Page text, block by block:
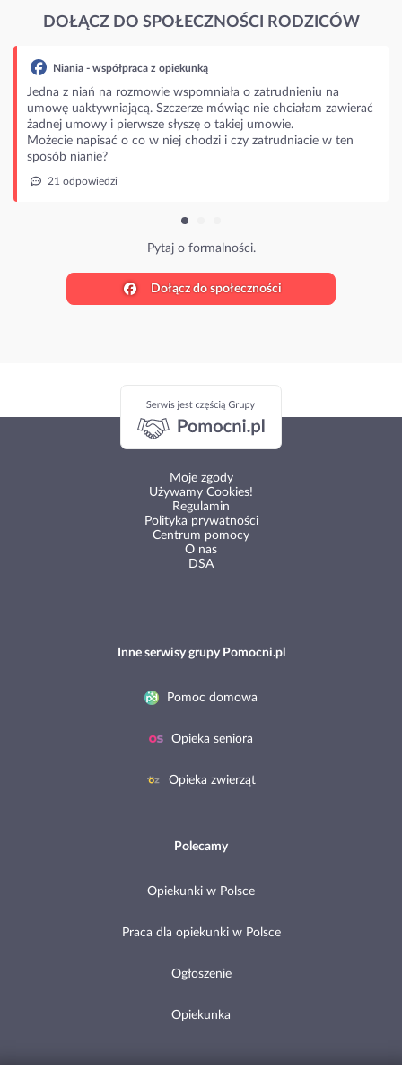
DOŁĄCZ DO SPOŁECZNOŚCI RODZICÓW
Niania - współpraca z opiekunką
z niań na rozmowie wspomniała o zatrudnieniu na
uaktywniającą. Szczerze mówiąc nie chciałam zawierać
umowy i pierwsze słyszę o takiej umowie.
napisać o co w niej chodzi i czy zatrudniacie w ten
nianie?
odpowiedzi
Pytaj o formalności.
Dołącz do społeczności
Moje zgody
Używamy Cookies!
Regulamin
Polityka prywatności
Centrum pomocy
O nas
DSA
Inne serwisy grupy Pomocni.pl
Pomoc domowa
Opieka seniora
Opieka zwierząt
Polecamy
Opiekunki w Polsce
Praca dla opiekunki w Polsce
Ogłoszenie
Opiekunka